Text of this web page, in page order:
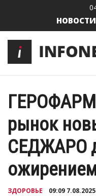
ГЕРОФАРМ
рынок
СЕДЖАРО
ЗДОРОВЬЕ 09:09 7.08.2025